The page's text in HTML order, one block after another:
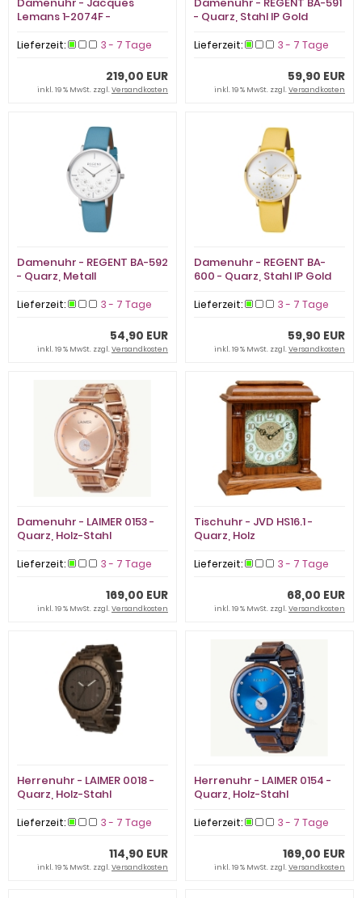
Lemans 1-2074F -
Lieferzeit: 3 - 7 Tage
219,00 EUR
inkl. 19 % MwSt. zzgl.Versandkosten
- Quarz, Stahl IP Gold
Lieferzeit: 3 - 7 Tage
59,90 EUR
inkl. 19 % MwSt. zzgl.Versandkosten
Damenuhr - REGENT BA-592
- Quarz, Metall
Lieferzeit: 3 - 7 Tage
54,90 EUR
inkl. 19 % MwSt. zzgl.Versandkosten
Damenuhr - REGENT BA-
600 - Quarz, Stahl IP Gold
Lieferzeit: 3 - 7 Tage
59,90 EUR
inkl. 19 % MwSt. zzgl.Versandkosten
Damenuhr - LAIMER 0153 -
Quarz, Holz-Stahl
Lieferzeit: 3 - 7 Tage
169,00 EUR
inkl. 19 % MwSt. zzgl.Versandkosten
Tischuhr - JVD HS16.1 -
Quarz, Holz
Lieferzeit: 3 - 7 Tage
68,00 EUR
inkl. 19 % MwSt. zzgl.Versandkosten
Herrenuhr - LAIMER 0018 -
Quarz, Holz-Stahl
Lieferzeit: 3 - 7 Tage
114,90 EUR
inkl. 19 % MwSt. zzgl.Versandkosten
Herrenuhr - LAIMER 0154 -
Quarz, Holz-Stahl
Lieferzeit: 3 - 7 Tage
169,00 EUR
inkl. 19 % MwSt. zzgl.Versandkosten